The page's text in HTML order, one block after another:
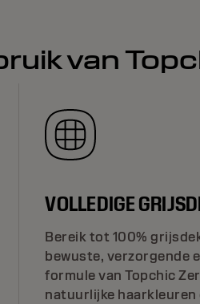
van
VOLLEDIGE
Bereik tot 100%
bewuste, verzorgende
formule van Topchic
natuurlijke